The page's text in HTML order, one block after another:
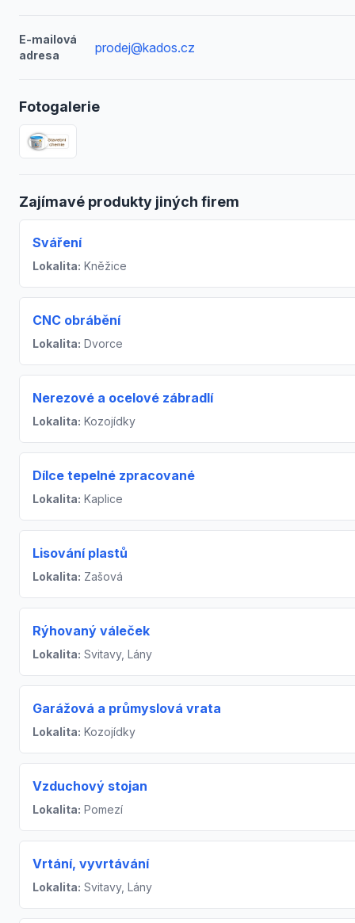
E-mailová
adresa
prodej@kados.cz
Fotogalerie
Zajímavé produkty jiných firem
Sváření
Lokalita: Kněžice
CNC obrábění
Lokalita: Dvorce
Nerezové a ocelové zábradlí
Lokalita: Kozojídky
Dílce tepelné zpracované
Lokalita: Kaplice
Lisování plastů
Lokalita: Zašová
Rýhovaný váleček
Lokalita: Svitavy, Lány
Garážová a průmyslová vrata
Lokalita: Kozojídky
Vzduchový stojan
Lokalita: Pomezí
Vrtání, vyvrtávání
Lokalita: Svitavy, Lány